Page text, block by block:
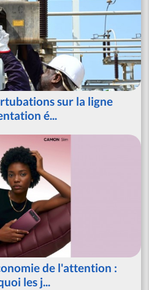
sur la ligne
é...
de l'attention :
les j...